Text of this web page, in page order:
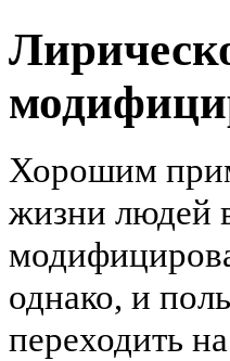
Хорошим
жизни людей
однако, и
переходить